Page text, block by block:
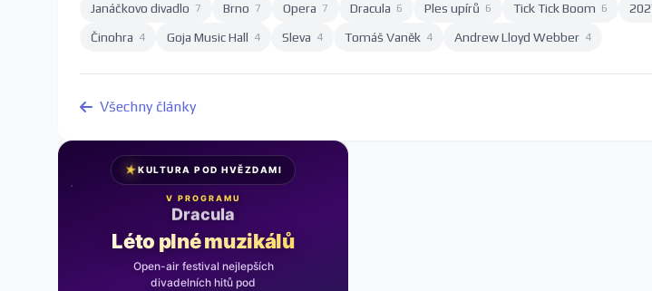
Janáčkovo divadlo 7 Brno 7 Opera 7 Dracula 6 Ples upírů 6 Tick Tick Boom 6
Činohra 4 Goja Music Hall 4 Sleva 4 Tomáš Vaněk 4 Andrew Lloyd Webber 4
Všechny články
★KULTURA POD HVĚZDAMI
V PROGRAMU
Noc na Karlštejně
Léto plné muzikálů
Open-air festival nejlepších
divadelních hitů pod